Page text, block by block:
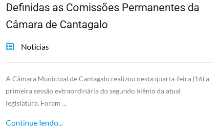
Definidas as Comissões Permanentes da
Câmara de Cantagalo
Noticias
A Câmara Municipal de Cantagalo realizou nesta quarta-feira (16) a
primeira sessão extraordinária do segundo biênio da atual
legislatura. Foram ...
Continue lendo...